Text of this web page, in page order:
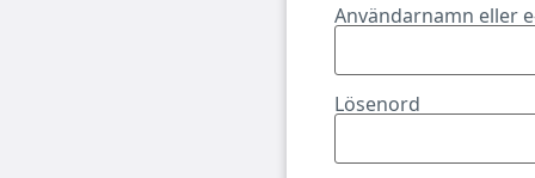
Användarnamn eller
Lösenord